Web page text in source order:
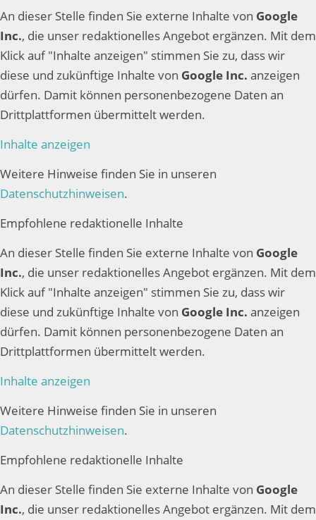
An dieser Stelle finden Sie externe Inhalte von Google
Inc., die unser redaktionelles Angebot ergänzen. Mit dem
Klick auf "Inhalte anzeigen" stimmen Sie zu, dass wir
diese und zukünftige Inhalte von Google Inc. anzeigen
dürfen. Damit können personenbezogene Daten an
Drittplattformen übermittelt werden.
Inhalte anzeigen
Weitere Hinweise finden Sie in unseren
Datenschutzhinweisen.
Empfohlene redaktionelle Inhalte
An dieser Stelle finden Sie externe Inhalte von Google
Inc., die unser redaktionelles Angebot ergänzen. Mit dem
Klick auf "Inhalte anzeigen" stimmen Sie zu, dass wir
diese und zukünftige Inhalte von Google Inc. anzeigen
dürfen. Damit können personenbezogene Daten an
Drittplattformen übermittelt werden.
Inhalte anzeigen
Weitere Hinweise finden Sie in unseren
Datenschutzhinweisen.
Empfohlene redaktionelle Inhalte
An dieser Stelle finden Sie externe Inhalte von Google
Inc., die unser redaktionelles Angebot ergänzen. Mit dem